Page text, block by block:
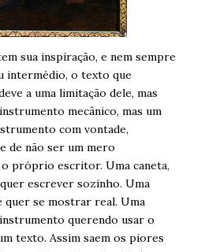
sua inspiração, e nem sempre
intermédio, o texto que
a uma limitação dele, mas
mecânico, mas um
com vontade,
de não ser um mero
próprio escritor. Uma caneta,
escrever sozinho. Uma
se mostrar real. Uma
querendo usar o
texto. Assim saem os piores